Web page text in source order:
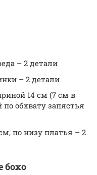
– 2 детали
– 2 детали
14 см (7 см в
обхвату запястья
по низу платья – 2
бохо